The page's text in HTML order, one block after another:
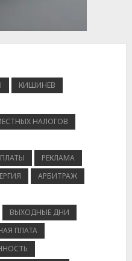
КИШИНЕВ
НАЛОГОВ
РЕКЛАМА
АРБИТРАЖ
ВЫХОДНЫЕ ДНИ
ПЛАТА